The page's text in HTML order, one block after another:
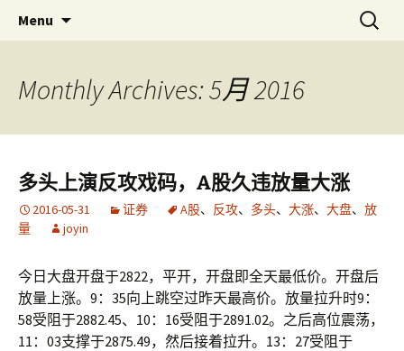
金易网 ｜ 精确严谨比较多空，
联衡辨析把握节奏，计算－－为
了无法计算的价值！
金易网
Menu
搜
索：
Monthly Archives: 5月 2016
多头上演反攻戏码，A股久违放量大涨
2016-05-31 证券 A股、 反攻、 多头、 大涨、 大盘、 放
量
joyin
今日大盘开盘于2822，平开，开盘即全天最低价。开盘后
放量上涨。9：35向上跳空过昨天最高价。放量拉升时9：
58受阻于2882.45、10：16受阻于2891.02。之后高位震荡，
11：03支撑于2875.49，然后接着拉升。13：27受阻于